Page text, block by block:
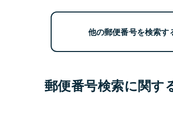
他の郵便番号を検索す
郵便番号検索に関す